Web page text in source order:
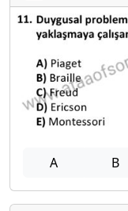
A B